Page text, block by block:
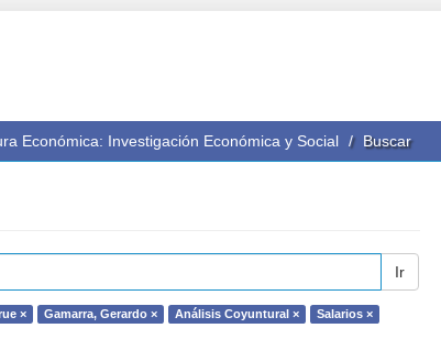
Económica: Investigación Económica y Social Buscar
Ir
× Gamarra, Gerardo × Análisis Coyuntural ×
Salarios ×